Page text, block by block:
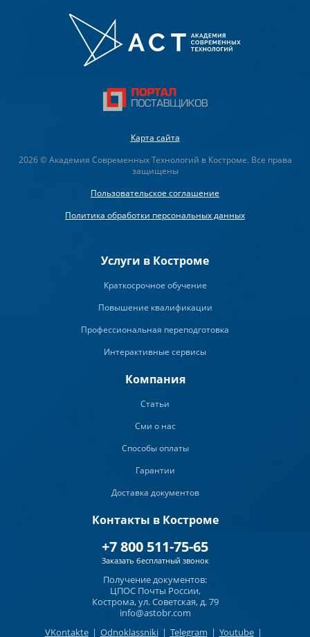
Карта сайта
2026 © Академия Современных Технологий в Костроме. Все права
защищены
Пользовательское соглашение
Политика обработки персональных данных
Услуги в Костроме
Краткосрочное обучение
Повышение квалификации
Профессиональная переподготовка
Интерактивные сервисы
Компания
Статьи
Сми о нас
Способы оплаты
Гарантии
Доставка документов
Контакты в Костроме
+7 800 511-75-65
Заказать бесплатный звонок
Получение документов:
ЦПОС Почты России,
Кострома, ул. Советская, д. 79
info@astobr.com
VKontakte | Odnoklassniki | Telegram | Youtube |